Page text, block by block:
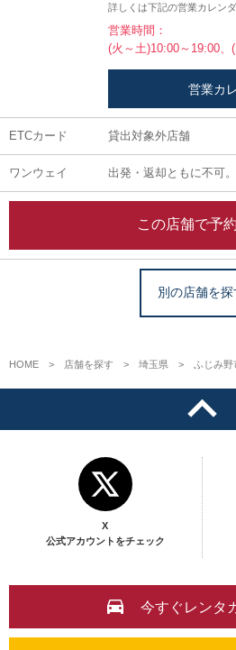
詳しくは下記の営業カレン
営業時間：
(火～土)10:00～19:00、
営業カ
ETCカード 貸出対象外店舗
ワンウェイ 出発・返却ともに不可。
この店舗で予
別の店舗を探
HOME 店舗を探す 埼玉県 ふじみ野
X
公式アカウントをチェック
今すぐレンタ